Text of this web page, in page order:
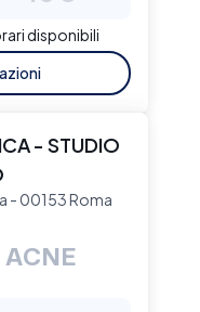
disponibili
- STUDIO
- 00153 Roma
ACNE